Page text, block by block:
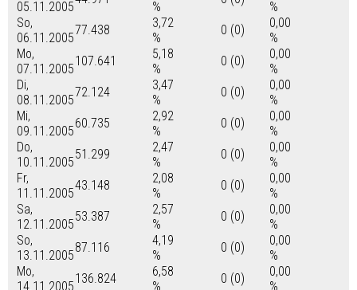
05.11.2005
%
%
So,
06.11.2005
77.438
3,72
%
0 (0)
0,00
%
Mo,
07.11.2005
107.641
5,18
%
0 (0)
0,00
%
Di,
08.11.2005
72.124
3,47
%
0 (0)
0,00
%
Mi,
09.11.2005
60.735
2,92
%
0 (0)
0,00
%
Do,
10.11.2005
51.299
2,47
%
0 (0)
0,00
%
Fr,
11.11.2005
43.148
2,08
%
0 (0)
0,00
%
Sa,
12.11.2005
53.387
2,57
%
0 (0)
0,00
%
So,
13.11.2005
87.116
4,19
%
0 (0)
0,00
%
Mo,
14.11.2005
136.824
6,58
%
0 (0)
0,00
%